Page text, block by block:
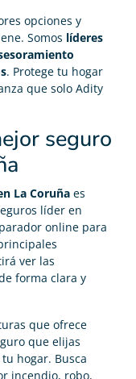
opciones y
Somos líderes
. Protege tu hogar
que solo Adity
seguro
La Coruña es
líder en
online para
ver las
forma clara y
que ofrece
que elijas
hogar. Busca
incendio, robo,